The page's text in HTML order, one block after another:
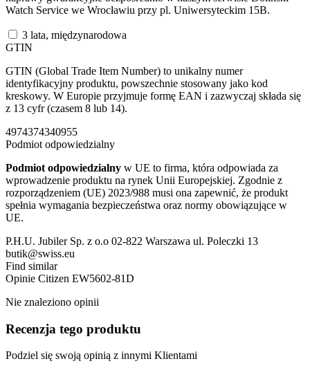
Watch Service we Wrocławiu przy pl. Uniwersyteckim 15B.
3 lata, międzynarodowa
GTIN
GTIN (Global Trade Item Number) to unikalny numer
identyfikacyjny produktu, powszechnie stosowany jako kod
kreskowy. W Europie przyjmuje formę EAN i zazwyczaj składa się
z 13 cyfr (czasem 8 lub 14).
4974374340955
Podmiot odpowiedzialny
Podmiot odpowiedzialny w UE to firma, która odpowiada za
wprowadzenie produktu na rynek Unii Europejskiej. Zgodnie z
rozporządzeniem (UE) 2023/988 musi ona zapewnić, że produkt
spełnia wymagania bezpieczeństwa oraz normy obowiązujące w
UE.
P.H.U. Jubiler Sp. z o.o 02-822 Warszawa ul. Poleczki 13
butik@swiss.eu
Find similar
Opinie Citizen EW5602-81D
Nie znaleziono opinii
Recenzja tego produktu
Podziel się swoją opinią z innymi Klientami